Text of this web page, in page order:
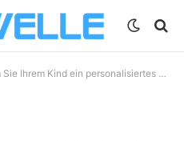
Ihrem Kind ein personalisiertes Geschenk kaufen sollten